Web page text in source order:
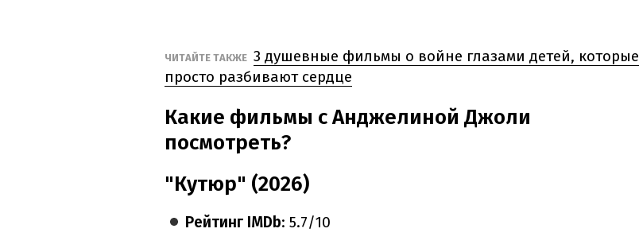
ЧИТАЙТЕ ТАКЖЕ 3 душевные фильмы о войне глазами детей, которые
просто разбивают сердце
Какие фильмы с Анджелиной Джоли
посмотреть?
"Кутюр" (2026)
Рейтинг IMDb: 5.7/10